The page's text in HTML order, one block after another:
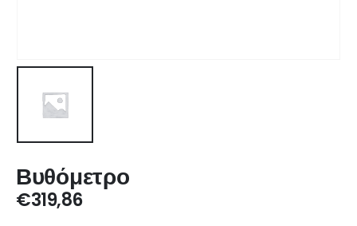
Βυθόμετρο
€319,86